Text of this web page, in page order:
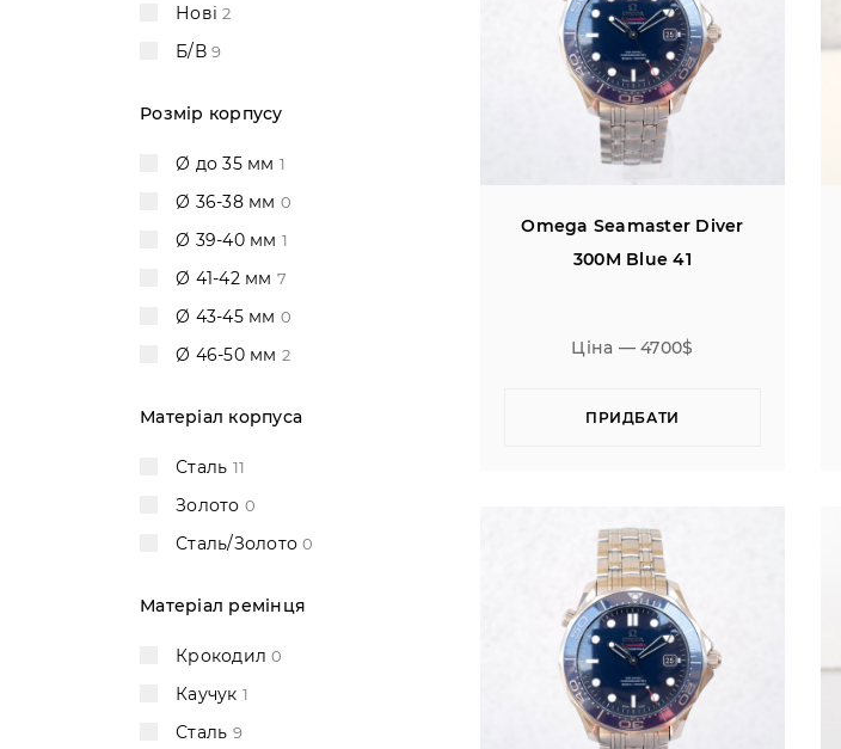
Нові2
Б/В 9
Розмір корпусу
Ø до 35 мм 1
Ø 36-38 мм 0
Ø 39-40 мм 1
Ø 41-42 мм 7
Ø 43-45 мм 0
Ø 46-50 мм 2
Матеріал корпуса
Сталь 11
Золото 0
Сталь/Золото0
Матеріал ремінця
Крокодил0
Каучук 1
Сталь 9
Omega Seamaster Diver
300M Blue 41
Ціна — 4700$
ПРИДБАТИ